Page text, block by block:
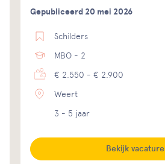
Gepubliceerd 20 mei 2026
Schilders
MBO - 2
€ 2.550 - € 2.900
Weert
3 - 5 jaar
Bekijk vacature